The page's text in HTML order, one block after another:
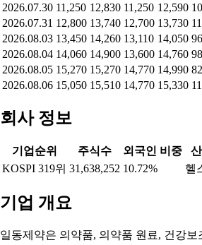
2026.07.30 11,250 12,830 11,250 12,590
2026.07.31 12,800 13,740 12,700 13,730
2026.08.03 13,450 14,260 13,110 14,050
2026.08.04 14,060 14,900 13,600 14,760
2026.08.05 15,270 15,270 14,770 14,990
2026.08.06 15,050 15,510 14,770 15,330
회사 정보
기업순위 주식수 외국인 비중
KOSPI 319위 31,638,252 10.72% 헬
기업 개요
일동제약은 의약품, 의약품 원료, 건강